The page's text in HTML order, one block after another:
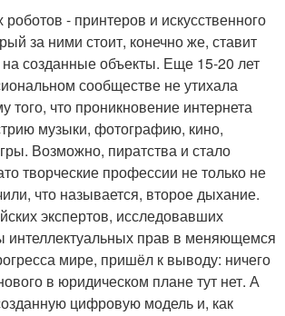
- принтеров и искусственного
за ними стоит, конечно же, ставит
созданные объекты. Еще 15-20 лет
сообществе не утихала
того, что проникновение интернета
музыки, фотографию, кино,
Возможно, пиратства и стало
творческие профессии не только не
что называется, второе дыхание.
экспертов, исследовавших
прав в меняющемся
мире, пришёл к выводу: ничего
в юридическом плане тут нет. А
цифровую модель и, как